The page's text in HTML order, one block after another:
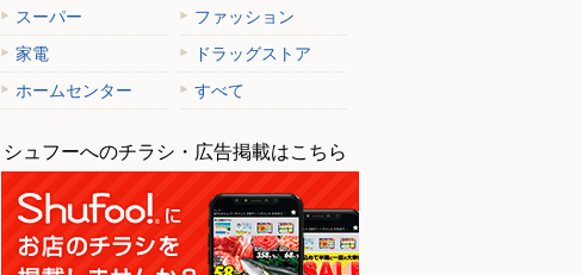
スーパー
ファッション
家電
ドラッグストア
ホームセンター
すべて
シュフーへのチラシ・広告掲載はこちら